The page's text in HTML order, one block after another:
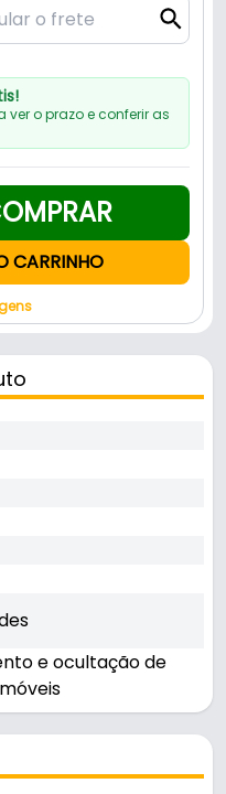
ver o prazo e conferir as
CARRINHO
e ocultação de